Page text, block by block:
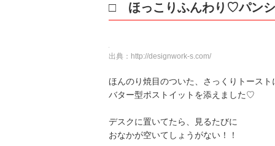
□ ほっこりふんわり♡パン
出典： http://designwork-s.com/
ほんのり焼目のついた、さっくりトースト
バター型ポストイットを添えました♡
デスクに置いてたら、見るたびに
おなかが空いてしょうがない！！